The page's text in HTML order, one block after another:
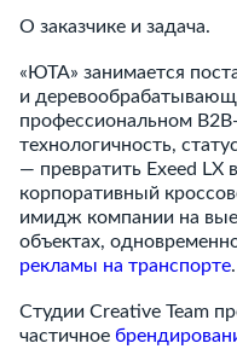
О заказчике и задача.
«ЮТА» занимается
и
профессиональном
технологичность,
— превратить Exeed LX
корпоративный
имидж компании на
объектах,
рекламы на транспорте.
Студии Creative Team
частичное